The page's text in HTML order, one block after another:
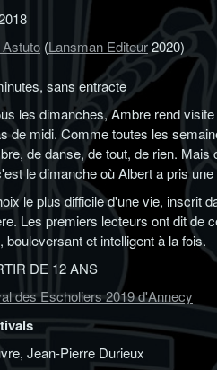
(Lansman Editeur2020)
sans entracte
les dimanches, Ambre rend
de midi. Comme toutes les
de danse, de tout, de rien. Mais
le dimanche où Albert a pris
le plus difficile d'une vie, inscrit
Les premiers lecteurs ont dit de
et intelligent à la fois.
DE 12 ANS
des Escholiers 2019 d'Annecy
Jean-Pierre Durieux